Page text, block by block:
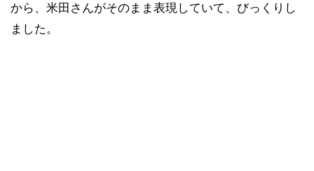
から、米田さんがそのまま表現していて、びっくりし
ました。